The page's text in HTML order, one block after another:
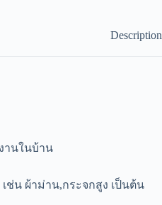
Description
านในบ้าน
ช่น ผ้าม่าน,กระจกสูง เป็นต้น